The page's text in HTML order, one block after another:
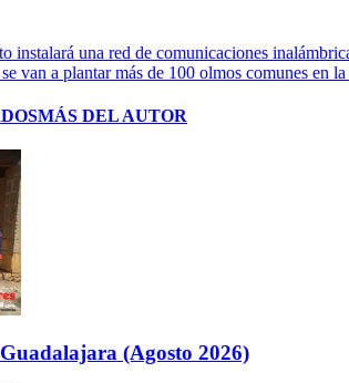
instalará una red de comunicaciones
van a plantar más de 100 olmos comunes en
MÁS DEL AUTOR
(Agosto 2026)